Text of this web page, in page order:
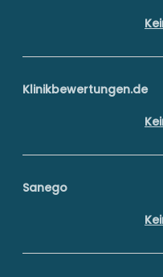
Klinikbewertungen.de
Sanego